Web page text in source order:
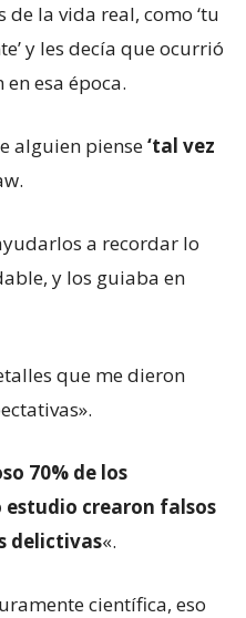
la vida real, como ‘tu
y les decía que ocurrió
esa época.
alguien piense‘tal vez
a recordar lo
y los guiaba en
que me dieron
70% de los
crearon falsos
delictivas«.
científica, eso